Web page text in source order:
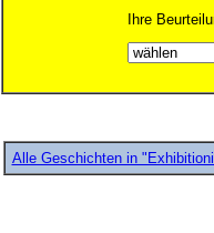
Ihre
Alle Geschichten in